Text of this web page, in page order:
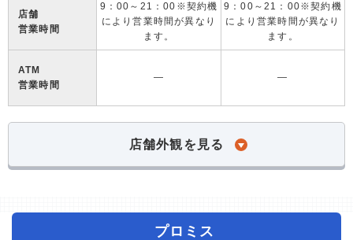
店舗
営業時間
9：00～21：00※契約機
により営業時間が異なり
ます。
9：00～21：00※契約機
により営業時間が異なり
ます。
ATM
営業時間
― ―
店舗外観を見る
プロミス